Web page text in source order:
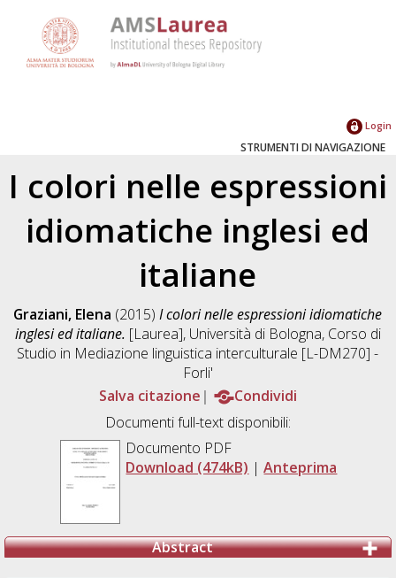
Login
STRUMENTI DI NAVIGAZIONE
I colori nelle espressioni
idiomatiche inglesi ed
italiane
Graziani, Elena (2015)I colori nelle espressioni idiomatiche
inglesi ed italiane. [Laurea], Università di Bologna, Corso di
Studio in Mediazione linguistica interculturale [L-DM270] -
Forli'
Salva citazione
Condividi
Documenti full-text disponibili:
Documento PDF
Download (474kB) |Anteprima
Abstract